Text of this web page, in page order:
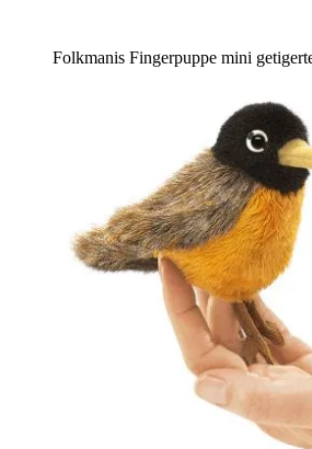
Folkmanis Fingerpuppe mini